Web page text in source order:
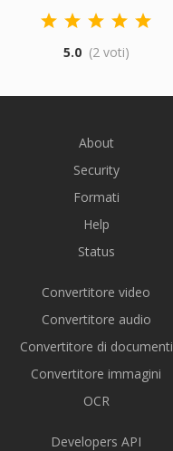
5.0 (2 voti)
About
Security
Formati
Help
Status
Convertitore video
Convertitore audio
Convertitore di documenti
Convertitore immagini
OCR
Developers API